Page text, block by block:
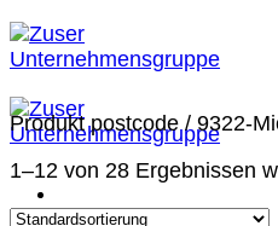
Zum
Inhalt
springen
Produkt postcode/9322-
1–12 von 28 Ergebnissen